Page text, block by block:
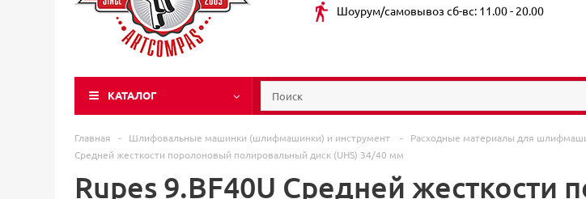
Шоурум/самовывоз сб-вс: 11.00 - 20.00
КАТАЛОГ
Главная - Шлифовальные машинки (шлифмашинки) и инструмент - Расходные материалы для
Средней жесткости поролоновый полировальный диск (UHS) 34/40 мм
Rupes 9.BF40U Средней жесткости